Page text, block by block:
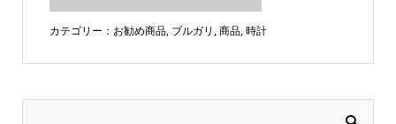
カテゴリー： お勧め商品, ブルガリ,商品,時計